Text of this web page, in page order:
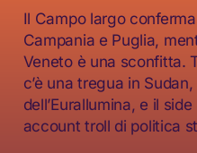
Il Campo largo
Campania e Puglia,
Veneto è una sconfitta.
c’è una tregua in
dell’Eurallumina, e il
account troll di politica